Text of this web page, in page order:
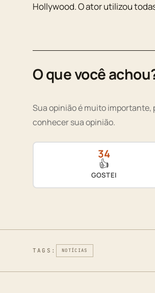
Hollywood. O ator utilizou
O que você
Sua opinião é muito importante,
conhecer sua opinião.
34
👍
GOSTEI
TAGS: NOTÍCIAS